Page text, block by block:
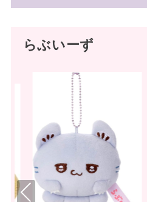
らぶいーず
Pre